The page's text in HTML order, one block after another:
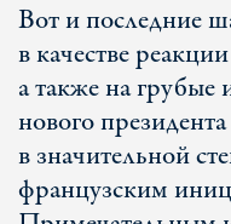
Вот и последние
в качестве
а также на
нового
в значительной
французским